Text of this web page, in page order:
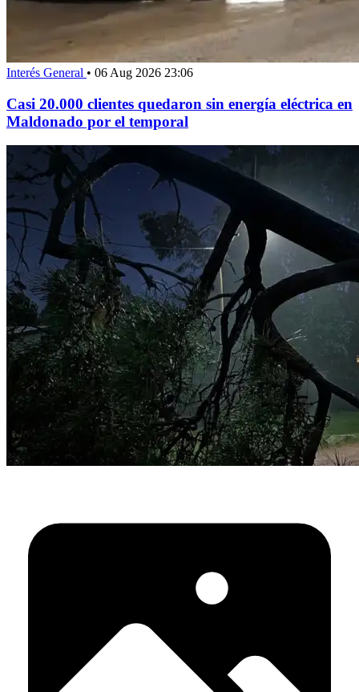
Interés General • 06 Aug 2026 23:06
Casi 20.000 clientes quedaron sin energía eléctrica en
Maldonado por el temporal